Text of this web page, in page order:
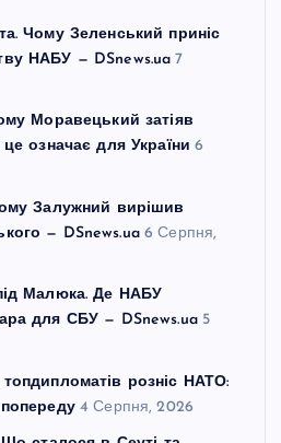
Чому Зеленський приніс
НАБУ — DSnews.ua 7
Моравецький затіяв
означає для України 6
Залужний вирішив
— DSnews.ua 6 Серпня,
Малюка. Де НАБУ
для СБУ — DSnews.ua 5
розніс НАТО:
4 Серпня, 2026